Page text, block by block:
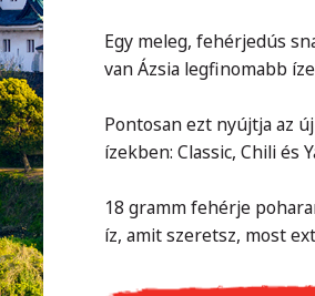
Egy meleg, fehérjedús
van Ázsia legfinomabb
Pontosan ezt nyújtja az
ízekben: Classic, Chili és
18 gramm fehérje
íz, amit szeretsz, most